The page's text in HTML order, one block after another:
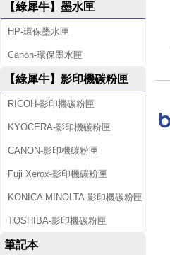
【綠犀牛】墨水匣
HP-環保墨水匣
Canon-環保墨水匣
【綠犀牛】影印機碳粉匣
RICOH-影印機碳粉匣
KYOCERA-影印機碳粉匣
CANON-影印機碳粉匣
Fuji Xerox-影印機碳粉匣
KONICA MINOLTA-影印機碳粉匣
TOSHIBA-影印機碳粉匣
筆記本